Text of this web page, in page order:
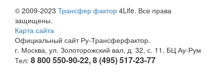
© 2009-2023 Трансфер фактор 4Life. Все права
защищены.
Карта сайта
Официальный сайт Ру-Трансферфактор.
г. Москва, ул. Золоторожский вал, д. 32, с. 11, БЦ Ау-Рум
Тел: 8 800 550-90-22, 8 (495) 517-23-77